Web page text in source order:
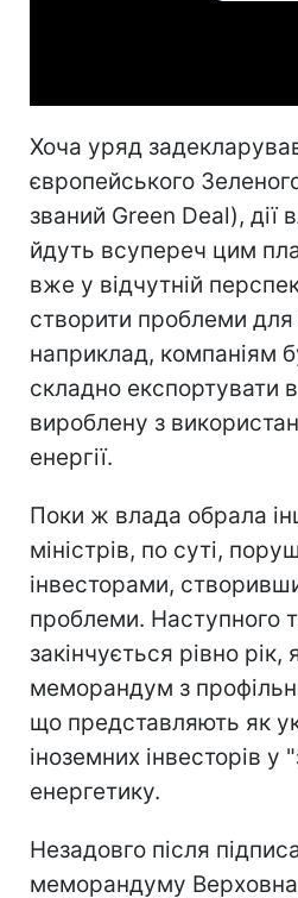
Хоча уряд
європейського
званий Green Deal), дії
йдуть всупереч цим
вже у відчутній
створити проблеми для
наприклад, компаніям
складно експортувати
вироблену з
енергії.
Поки ж влада обрала
міністрів, по суті,
інвесторами,
проблеми. Наступного
закінчується рівно
меморандум з
що представляють як
іноземних інвесторів у
енергетику.
Незадовго після
меморандуму